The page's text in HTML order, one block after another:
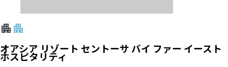
オアシア リゾート セントーサ バイ ファー イースト
ホスピタリティ